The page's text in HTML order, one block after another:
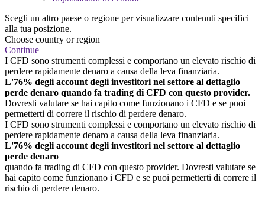
Scegli un altro paese o regione per visualizzare contenuti specifici
alla tua posizione.
Choose country or region
Continue
I CFD sono strumenti complessi e comportano un elevato rischio di
perdere rapidamente denaro a causa della leva finanziaria.
L'76% degli account degli investitori nel settore al dettaglio
perde denaro quando fa trading di CFD con questo provider.
Dovresti valutare se hai capito come funzionano i CFD e se puoi
permetterti di correre il rischio di perdere denaro.
I CFD sono strumenti complessi e comportano un elevato rischio di
perdere rapidamente denaro a causa della leva finanziaria.
L'76% degli account degli investitori nel settore al dettaglio
perde denaro
quando fa trading di CFD con questo provider. Dovresti valutare se
hai capito come funzionano i CFD e se puoi permetterti di correre il
rischio di perdere denaro.